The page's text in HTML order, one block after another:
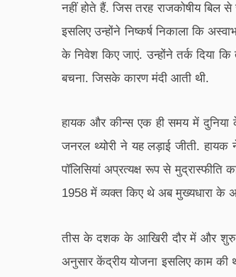
नहीं होते हैं. जिस तरह राजकोषीय बिल
इसलिए उन्होंने निष्कर्ष निकाला कि
के निवेश किए जाएं. उन्होंने तर्क दिया
बचना. जिसके कारण मंदी आती थी.
हायक और कीन्स एक ही समय में दुनिया
जनरल थ्योरी ने यह लड़ाई जीती.
पॉलिसियां अप्रत्यक्ष रूप से
1958 में व्यक्त किए थे अब मुख्यधारा के
तीस के दशक के आखिरी दौर में और
अनुसार केंद्रीय योजना इसलिए काम